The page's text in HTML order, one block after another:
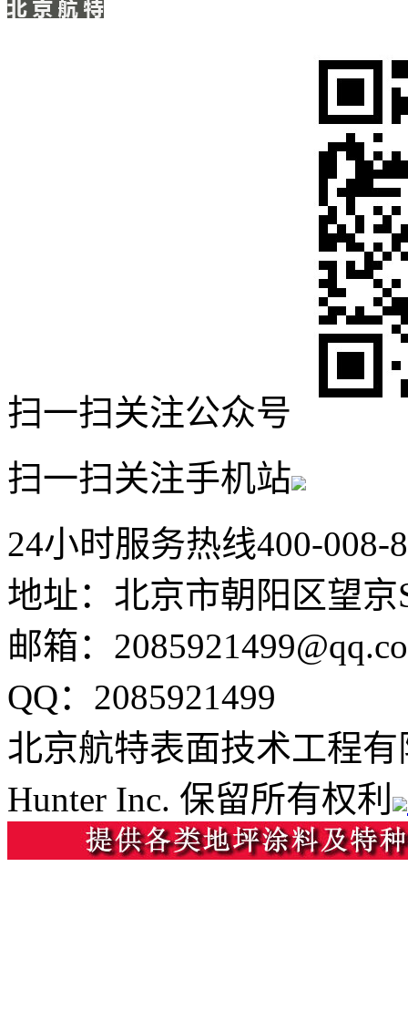
扫一扫关注公众号
扫一扫关注手机站
24小时服务热线400-008-
地址：北京市朝阳区望京
邮箱：
QQ：2085921499
北京航特表面技术工程
Hunter Inc. 保留所有权利